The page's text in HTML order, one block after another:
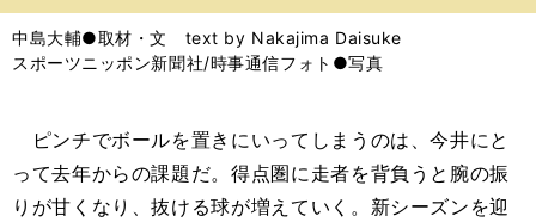
バ
中島大輔●取材・文 text by Nakajima Daisuke
スポーツニッポン新聞社/時事通信フォト●写真
ピンチでボールを置きにいってしまうのは、今井にと
って去年からの課題だ。得点圏に走者を背負うと腕の振
りが甘くなり、抜ける球が増えていく。新シーズンを迎